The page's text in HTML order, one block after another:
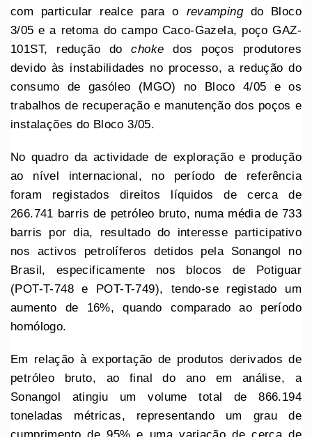
com particular realce para o revampingdo Bloco
3/05 e a retoma do campo Caco-Gazela, poço GAZ-
101ST, redução dochoke dos poços produtores
devido às instabilidades no processo, a redução do
consumo de gasóleo (MGO) no Bloco 4/05 e os
trabalhos de recuperação e manutenção dos poços e
instalações do Bloco 3/05.
No quadro da actividade de exploração e produção
ao nível internacional, no período de referência
foram registados direitos líquidos de cerca de
266.741 barris de petróleo bruto, numa média de 733
barris por dia, resultado do interesse participativo
nos activos petrolíferos detidos pela Sonangol no
Brasil, especificamente nos blocos de Potiguar
(POT-T-748 e POT-T-749), tendo-se registado um
aumento de 16%, quando comparado ao período
homólogo.
Em relação à exportação de produtos derivados de
petróleo bruto, ao final do ano em análise, a
Sonangol atingiu um volume total de 866.194
toneladas métricas, representando um grau de